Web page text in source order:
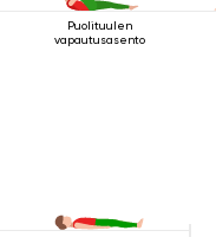
Puolituulen
vapautusasento